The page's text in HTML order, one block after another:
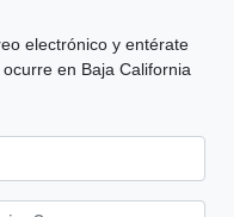
electrónico y entérate
en Baja California